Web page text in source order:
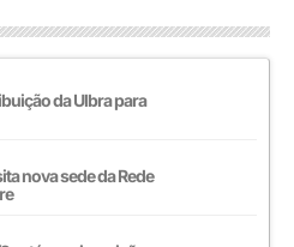
da Ulbra para
nova sede da Rede